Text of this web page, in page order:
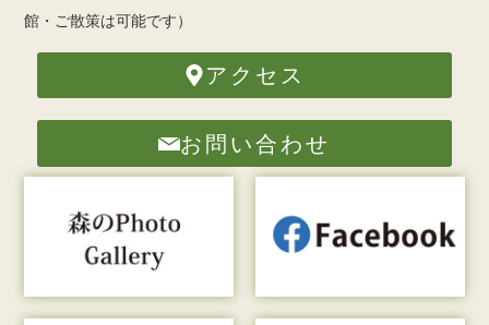
館・ご散策は可能です）
アクセス
お問い合わせ